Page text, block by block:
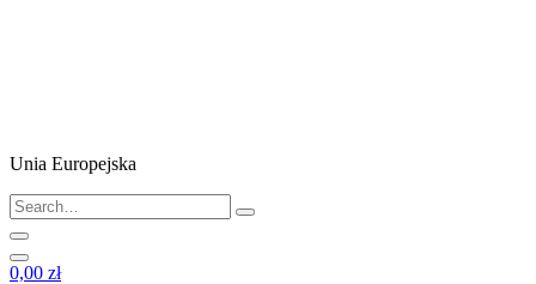
Unia Europejska
0,00 zł